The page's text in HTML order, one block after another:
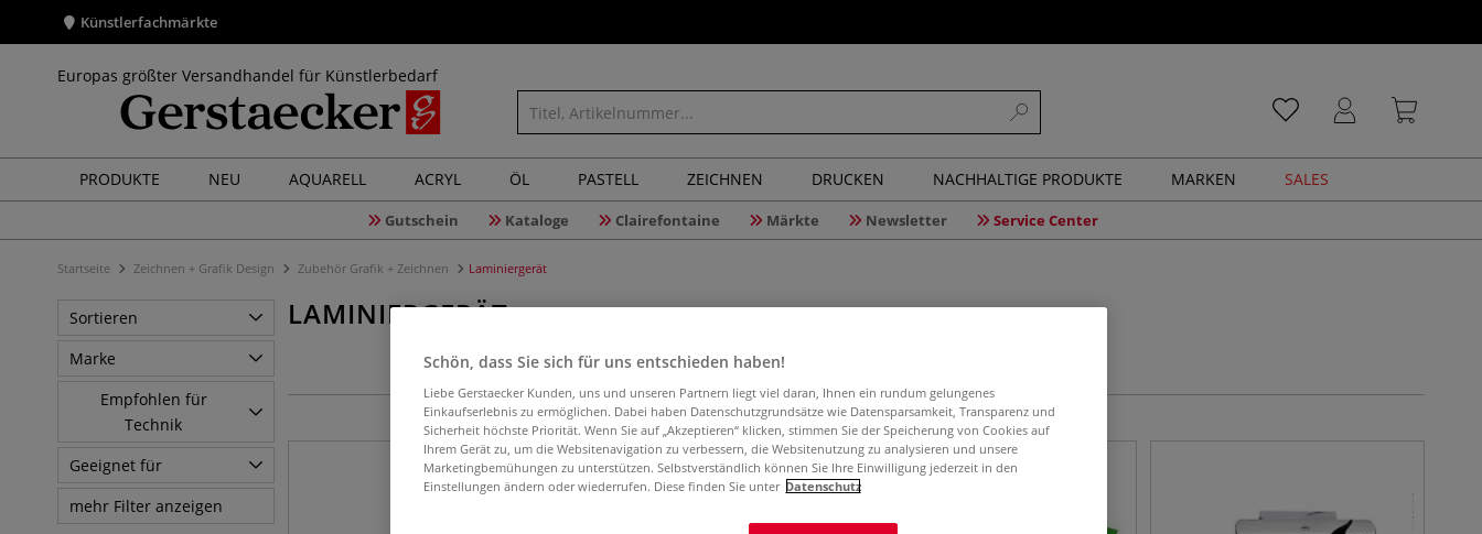
Künstlerfachmärkte
Europas größter Versandhandel für Künstlerbedarf
PRODUKTE NEU AQUARELL ACRYL ÖL PASTELL ZEICHNEN DRUCKEN NACHHALTIGE PRODUKTE MARKEN SALES
Gutschein Kataloge Clairefontaine Märkte Newsletter Service Center
Startseite Zeichnen + Grafik Design Zubehör Grafik + Zeichnen Laminiergerät
Sortieren
Marke
Empfohlen für
Technik
Geeignet für
mehr Filter anzeigen
LAMINIERGERÄT
9 Artikel
Schön, dass Sie sich für uns entschieden haben!
Liebe Gerstaecker Kunden, uns und unseren Partnern liegt viel daran, Ihnen ein rundum gelungenes
Einkaufserlebnis zu ermöglichen. Dabei haben Datenschutzgrundsätze wie Datensparsamkeit, Transparenz und
Sicherheit höchste Priorität. Wenn Sie auf „Akzeptieren“ klicken, stimmen Sie der Speicherung von Cookies auf
Ihrem Gerät zu, um die Websitenavigation zu verbessern, die Websitenutzung zu analysieren und unsere
Marketingbemühungen zu unterstützen. Selbstverständlich können Sie Ihre Einwilligung jederzeit in den
Einstellungen ändern oder wiederrufen. Diese finden Sie unter Datenschutz